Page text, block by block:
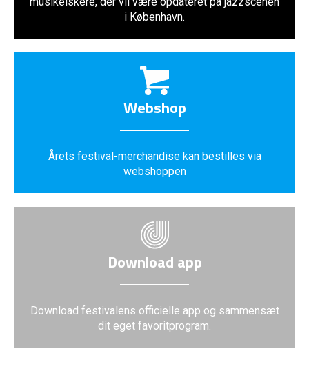
i København.
Webshop
Årets festival-merchandise kan bestilles via
webshoppen
Download app
Download festivalens officielle app og sammensæt
dit eget favoritprogram.